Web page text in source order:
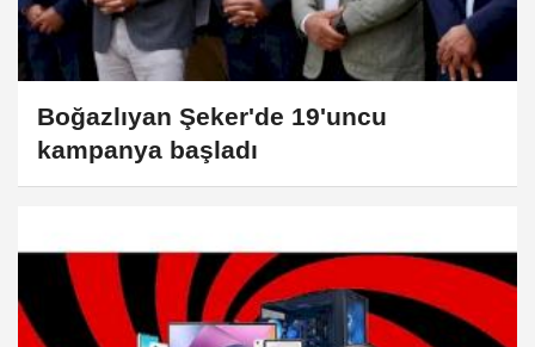
Boğazlıyan Şeker'de 19'uncu
kampanya başladı